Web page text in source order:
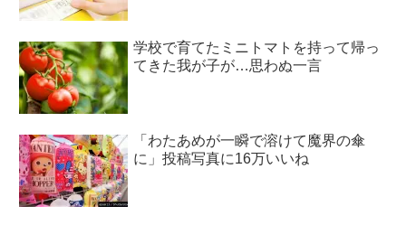
学校で育てたミニトマトを持って帰っ
てきた我が子が…思わぬ一言
「わたあめが一瞬で溶けて魔界の傘
に」投稿写真に16万いいね